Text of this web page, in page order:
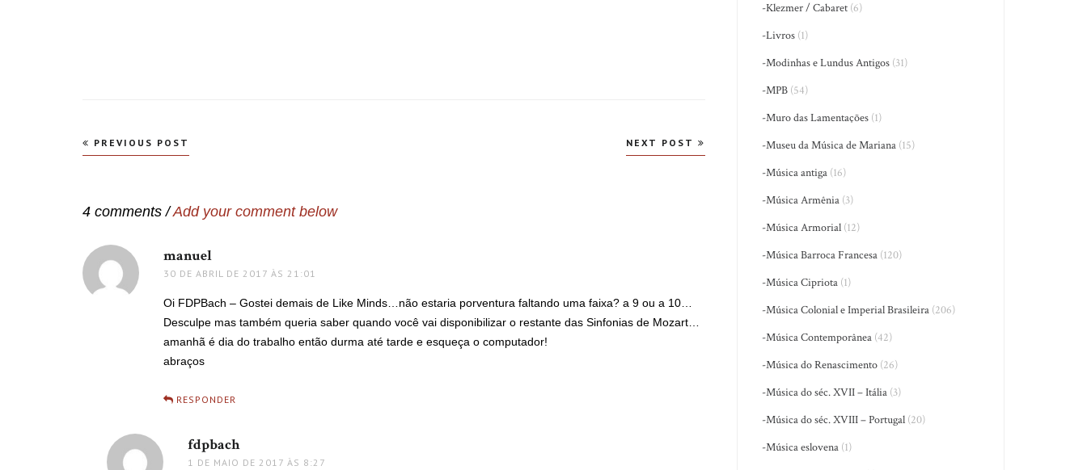
Navegação
PREVIOUS POST NEXT POST
4 comments /Add your comment below
manuel
30 DE ABRIL DE 2017 ÀS 21:01
Oi FDPBach – Gostei demais de Like Minds…não estaria porventura faltando uma faixa? a 9 ou a 10…
Desculpe mas também queria saber quando você vai disponibilizar o restante das Sinfonias de Mozart…
amanhã é dia do trabalho então durma até tarde e esqueça o computador!
abraços
RESPONDER
fdpbachdisse:
1 DE MAIO DE 2017 ÀS 8:27
-Klezmer / Cabaret (6)
-Livros (1)
-Modinhas e Lundus Antigos (31)
-MPB (54)
-Muro das Lamentações (1)
-Museu da Música de Mariana (15)
-Música antiga (16)
-Música Armênia (3)
-Música Armorial (12)
-Música Barroca Francesa (120)
-Música Cipriota (1)
-Música Colonial e Imperial Brasileira (206)
-Música Contemporânea (42)
-Música do Renascimento (26)
-Música do séc. XVII – Itália (3)
-Música do séc. XVIII – Portugal (20)
-Música eslovena (1)